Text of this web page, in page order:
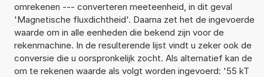
omrekenen --- converteren meeteenheid, in dit geval
'Magnetische fluxdichtheid'. Daarna zet het de ingevoerde
waarde om in alle eenheden die bekend zijn voor de
rekenmachine. In de resulterende lijst vindt u zeker ook de
conversie die u oorspronkelijk zocht. Als alternatief kan de
om te rekenen waarde als volgt worden ingevoerd: '55 kT